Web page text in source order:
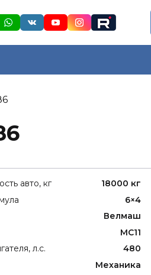
авто, кг
18000 кг
6×4
Велмаш
MC11
л.с.
480
Механика